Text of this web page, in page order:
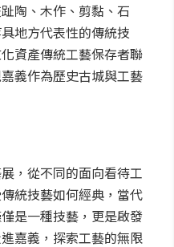
陶、木作、剪黏、石
地方代表性的傳統技
資產傳統工藝保存者聯
義作為歷史古城與工藝
，從不同的面向看待工
統技藝如何經典，當代
是一種技藝，更是啟發
嘉義，探索工藝的無限